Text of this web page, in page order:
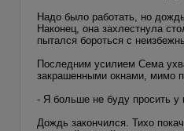
Надо было работать, но
Наконец, она захлестнула
пытался бороться с
Последним усилием Сема
закрашенными окнами, мимо
- Я больше не буду просить
Дождь закончился. Тихо